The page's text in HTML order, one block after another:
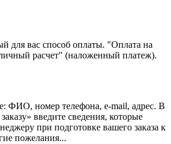
для вас способ оплаты. "Оплата на
расчет" (наложенный платеж).
ФИО, номер телефона, e-mail, адрес. В
введите сведения, которые
при подготовке вашего заказа к
пожелания...